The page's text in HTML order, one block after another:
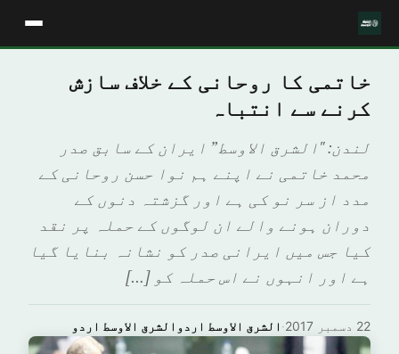
خاتمی کا روحانی کے خلاف سازش
کرنے سے انتباہ
لندن: "الشرق الاوسط” ایران کے سابق صدر
محمد خاتمی نے اپنے ہم نوا حسن روحانی کے
مدد از سر نو کی ہے اور گزشتہ دنوں کے
دوران ہونے والے ان لوگوں کے حملہ پر نقد
کیا جس میں ایرانی صدر کو نشانہ بنایا گیا
ہے اور انہوں نے اس حملہ کو […]
الشرق الاوسط اردوالشرق الاوسط اردو · 22 دسمبر 2017